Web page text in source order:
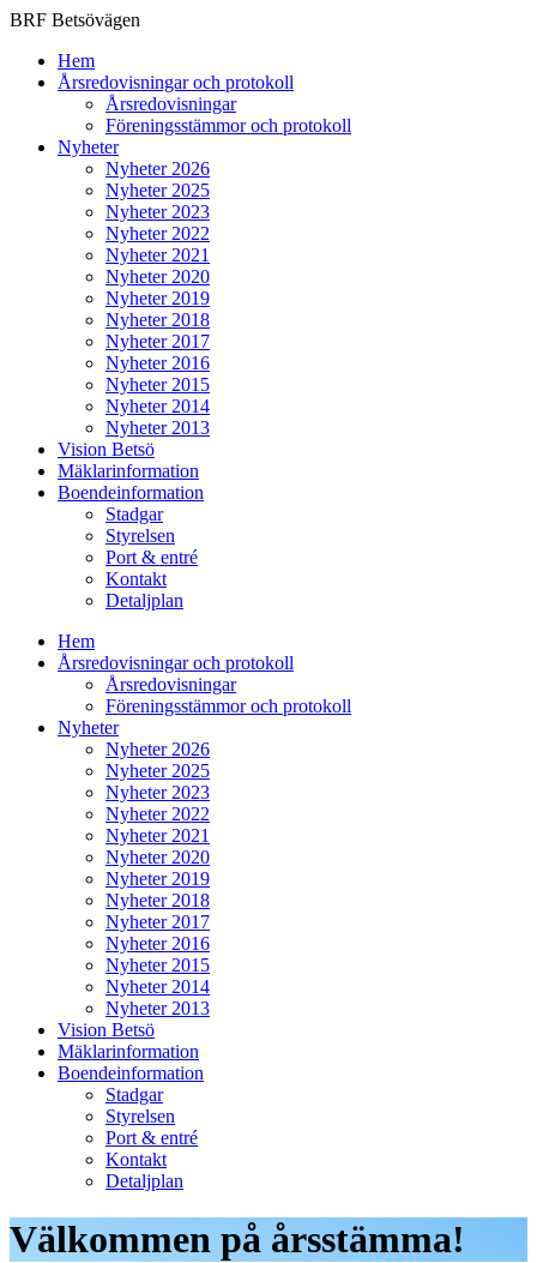
BRF Betsövägen
Hem
Årsredovisningar och protokoll
Årsredovisningar
Föreningsstämmor och protokoll
Nyheter
Nyheter 2026
Nyheter 2025
Nyheter 2023
Nyheter 2022
Nyheter 2021
Nyheter 2020
Nyheter 2019
Nyheter 2018
Nyheter 2017
Nyheter 2016
Nyheter 2015
Nyheter 2014
Nyheter 2013
Vision Betsö
Mäklarinformation
Boendeinformation
Stadgar
Styrelsen
Port & entré
Kontakt
Detaljplan
Hem
Årsredovisningar och protokoll
Årsredovisningar
Föreningsstämmor och protokoll
Nyheter
Nyheter 2026
Nyheter 2025
Nyheter 2023
Nyheter 2022
Nyheter 2021
Nyheter 2020
Nyheter 2019
Nyheter 2018
Nyheter 2017
Nyheter 2016
Nyheter 2015
Nyheter 2014
Nyheter 2013
Vision Betsö
Mäklarinformation
Boendeinformation
Stadgar
Styrelsen
Port & entré
Kontakt
Detaljplan
Välkommen på årsstämma!